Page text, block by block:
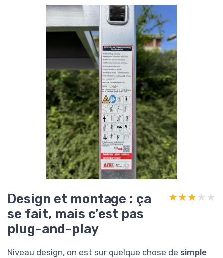
Design et montage : ça
se fait, mais c’est pas
plug-and-play
★★★★★
★★★★★
Niveau design, on est sur quelque chose de simple